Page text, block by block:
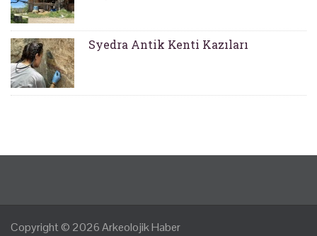
Syedra Antik Kenti Kazıları
Copyright © 2026Arkeolojik Haber